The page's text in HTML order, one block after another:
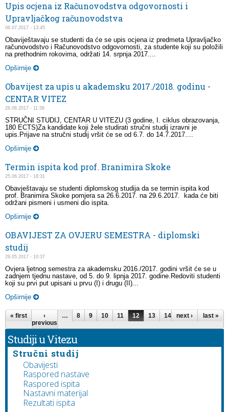
Upis ocjena iz Računovodstva odgovornosti i
Upravljačkog računovodstva
06.07.2017 - 13:45
Obaviještavaju se studenti da će se upis ocjena iz predmeta Upravljačko
računovodstvo i Računovodstvo odgovornosti, za studente koji su položili
na prethodnim rokovima, održati 14. srpnja 2017....
Opširnije
Obavijest za upis u akademsku 2017./2018. godinu -
CENTAR VITEZ
26.06.2017 - 11:58
STRUČNI STUDIJ, CENTAR U VITEZU (3 godine, I. ciklus obrazovanja,
180 ECTS)Za kandidate koji žele studirati stručni studij izravni je
upis.Prijave na stručni studij vršit će se od 6.7. do 14.7.2017....
Opširnije
Termin ispita kod prof. Branimira Skoke
25.06.2017 - 18:31
Obavještavaju se studenti diplomskog studija da se termin ispita kod
prof. Branimira Skoke pomjera sa 26.6.2017. na 29.6.2017. kada će biti
održani pismeni i usmeni dio ispita.
Opširnije
OBAVIJEST ZA OVJERU SEMESTRA - diplomski
studij
29.05.2017 - 10:37
Ovjera ljetnog semestra za akademsku 2016./2017. godini vršit će se u
zadnjem tjednu nastave, od 5. do 9. lipnja 2017. godine.Redoviti studenti
koji su prvi put upisani u prvu (I) i drugu (II)...
Opširnije
Pages
« first
‹
previous
… 8 9 10 11 12 13 14 15 …
next › last »
Studiji u Vitezu
Stručni studij
Obavijesti
Raspored nastave
Raspored ispita
Nastavni materijal
Rezultati ispita